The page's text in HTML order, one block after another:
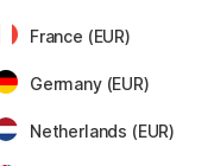
BALLOGRAF
/ Gold Clip
France (EUR)
Germany (EUR)
Netherlands (EUR)